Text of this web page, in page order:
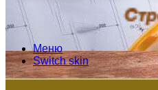
Меню
Switch skin